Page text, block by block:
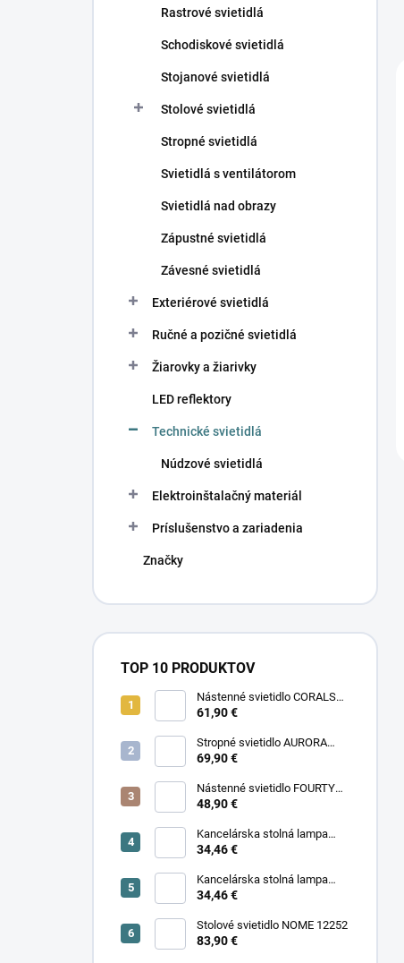
Rastrové svietidlá
Schodiskové svietidlá
Stojanové svietidlá
Stolové svietidlá
Stropné svietidlá
Svietidlá s ventilátorom
Svietidlá nad obrazy
Zápustné svietidlá
Závesné svietidlá
Exteriérové svietidlá
Ručné a pozičné svietidlá
Žiarovky a žiarivky
LED reflektory
Technické svietidlá
Núdzové svietidlá
Elektroinštalačný materiál
Príslušenstvo a zariadenia
Značky
TOP 10 PRODUKTOV
Nástenné svietidlo CORALS
11977
61,90 €
Stropné svietidlo AURORA
11971
69,90 €
Nástenné svietidlo FOURTY
WALL S 10888
48,90 €
Kancelárska stolná lampa
PIXA KT-40-GR BL 90420
34,46 €
Kancelárska stolná lampa
PIXA KT-40-BE 90419
34,46 €
Stolové svietidlo NOME 12252
83,90 €